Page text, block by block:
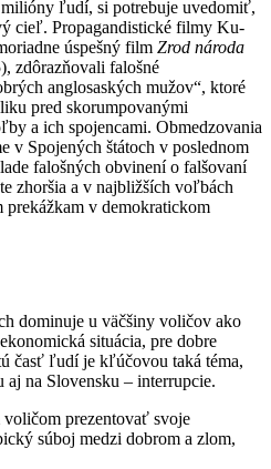
ľudí, si potrebuje uvedomiť,
cieľ. Propagandistické filmy Ku-
úspešný film Zrod národa
zdôrazňovali falošné
anglosaských mužov“, ktoré
pred skorumpovanými
a ich spojencami. Obmedzovania
v Spojených štátoch v poslednom
falošných obvinení o falšovaní
zhoršia a v najbližších voľbách
prekážkam v demokratickom
dominuje u väčšiny voličov ako
situácia, pre dobre
časť ľudí je kľúčovou taká téma,
na Slovensku – interrupcie.
prezentovať svoje
súboj medzi dobrom a zlom,